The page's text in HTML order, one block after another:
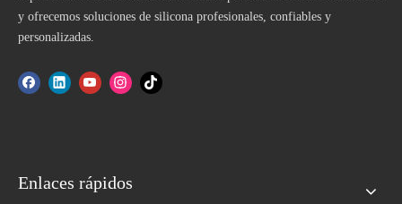
y ofrecemos soluciones de silicona profesionales, confiables y
personalizadas.
Enlaces rápidos